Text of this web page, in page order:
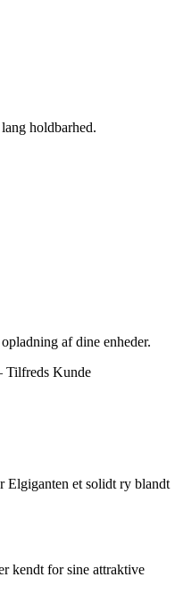
holdbarhed.
af dine enheder.
Tilfreds Kunde
Elgiganten et solidt ry blandt
kendt for sine attraktive